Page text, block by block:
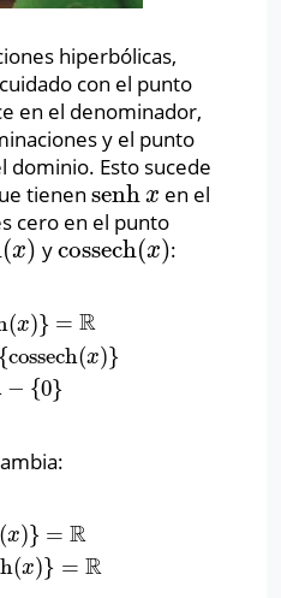
hiperbólicas,
con el punto
en el denominador,
y el punto
Esto sucede
tienen senh x
senhx
en el
cero en el punto
(x)
x) ycossech(x)
cossech(x) :
(x)} = R
cossech(x)}
− {0}
D{cossech(x
x)} = R
(x)} = R
D{sech x)}